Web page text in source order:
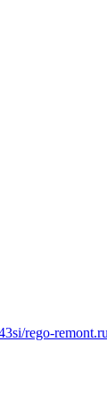
rego-